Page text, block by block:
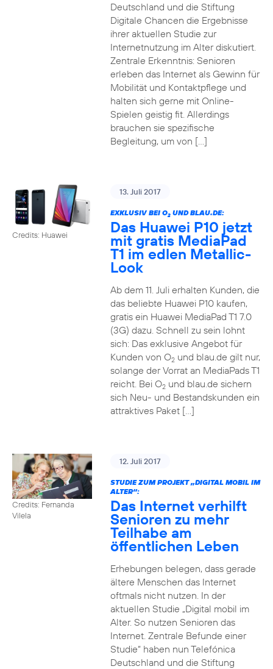
Deutschland und die Stiftung
Digitale Chancen die Ergebnisse
ihrer aktuellen Studie zur
Internetnutzung im Alter diskutiert.
Zentrale Erkenntnis: Senioren
erleben das Internet als Gewinn für
Mobilität und Kontaktpflege und
halten sich gerne mit Online-
Spielen geistig fit. Allerdings
brauchen sie spezifische
Begleitung, um von […]
Credits: Huawei
13. Juli 2017
EXKLUSIV BEI O2UND BLAU.DE:
Das Huawei P10 jetzt
mit gratis MediaPad
T1 im edlen Metallic-
Look
Ab dem 11. Juli erhalten Kunden, die
das beliebte Huawei P10 kaufen,
gratis ein Huawei MediaPad T1 7.0
(3G) dazu. Schnell zu sein lohnt
sich: Das exklusive Angebot für
Kunden von O2und blau.de gilt nur,
solange der Vorrat an MediaPads T1
reicht. Bei O2und blau.de sichern
sich Neu- und Bestandskunden ein
attraktives Paket […]
Credits: Fernanda
Vilela
12. Juli 2017
STUDIE ZUM PROJEKT „DIGITAL MOBIL IM
ALTER“:
Das Internet verhilft
Senioren zu mehr
Teilhabe am
öffentlichen Leben
Erhebungen belegen, dass gerade
ältere Menschen das Internet
oftmals nicht nutzen. In der
aktuellen Studie „Digital mobil im
Alter. So nutzen Senioren das
Internet. Zentrale Befunde einer
Studie“ haben nun Telefónica
Deutschland und die Stiftung